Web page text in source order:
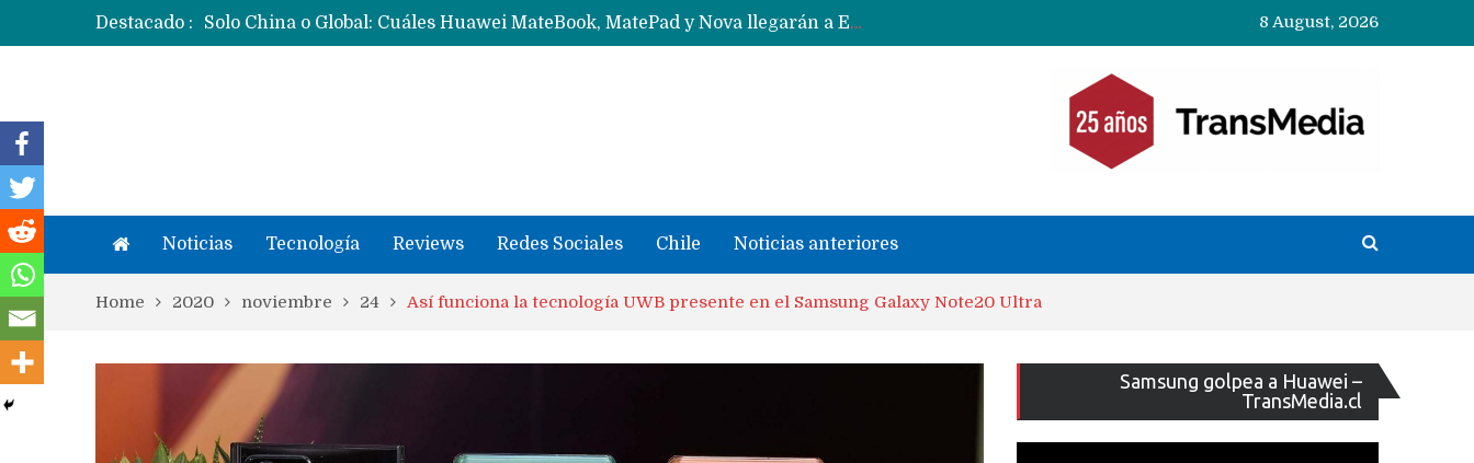
Destacado :
Data Centers de Huawei en Chile, México, Brasil,Perú y Argentina podrían verse afectados por arremetida de EE.UU
Fabricantes suben precios de teléfonos y ganan más dinero en un mercado donde Xiaomi alerta por no mejorar ventas
8 August, 2026
Noticias Tecnología Reviews Redes Sociales Chile Noticias anteriores
Home 2020 noviembre 24 Así funciona la tecnología UWB presente en el Samsung Galaxy Note20 Ultra
Samsung golpea a Huawei –
TransMedia.cl
de
vídeo